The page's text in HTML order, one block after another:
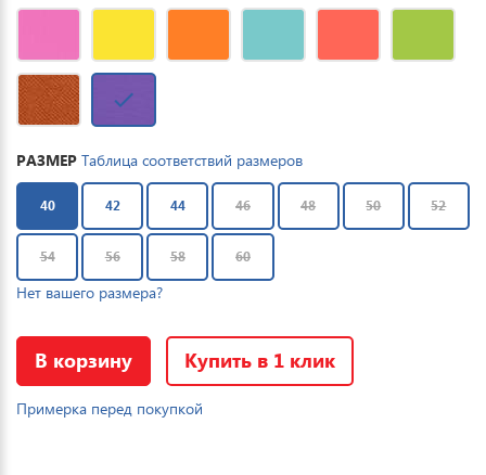
РАЗМЕР Таблица соответствий размеров
40 42 44 46 48 50 52
54 56 58 60
Нет вашего размера?
В корзину Купить в 1 клик
Примерка перед покупкой